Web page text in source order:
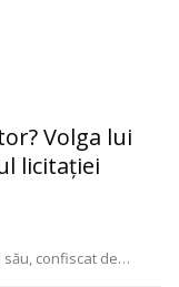
Volga lui
licitației
său, confiscat de…